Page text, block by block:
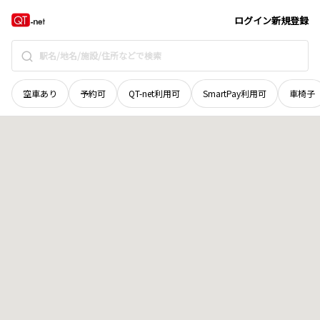
ログイン新規登録
空車あり 予約可 QT-net利用可 SmartPay利用可 車椅子
北海道